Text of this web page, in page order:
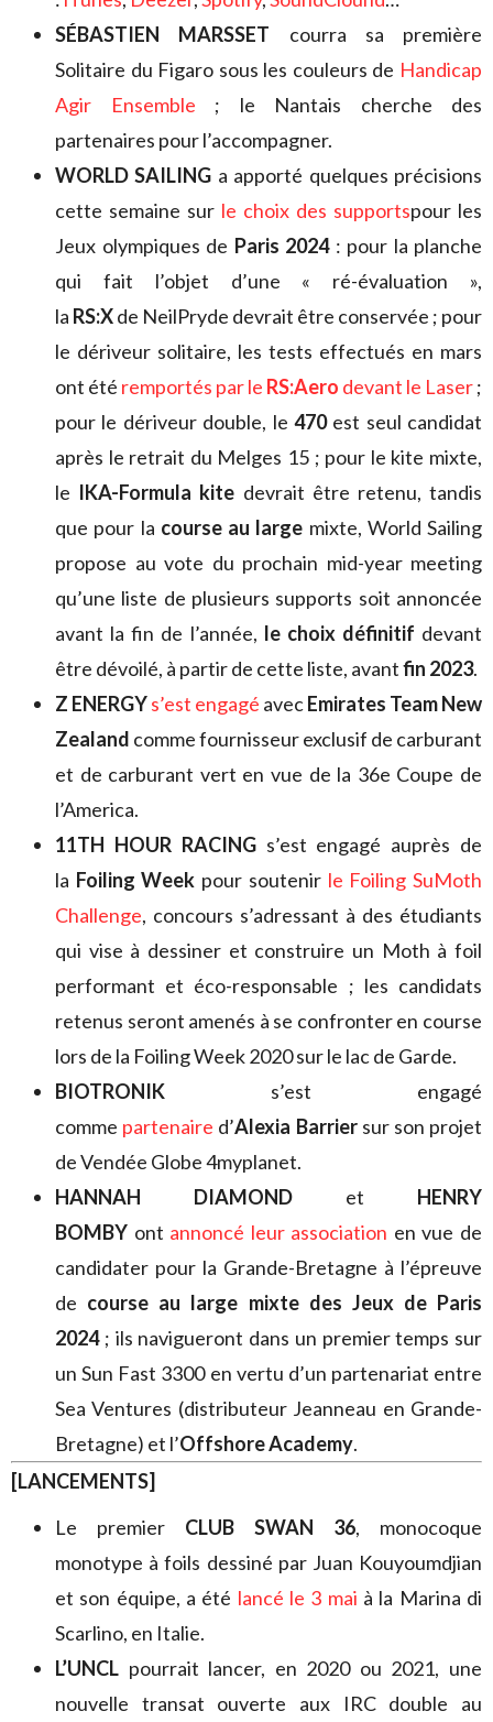
SÉBASTIEN MARSSET courra sa première
Solitaire du Figaro sous les couleurs de Handicap
Agir Ensemble ; le Nantais cherche des
partenaires pour l’accompagner.
WORLD SAILING a apporté quelques précisions
cette semaine sur le choix des supportspour les
Jeux olympiques de Paris 2024: pour la planche
qui fait l’objet d’une « ré-évaluation »,
la RS:Xde NeilPryde devrait être conservée ; pour
le dériveur solitaire, les tests effectués en mars
ont été remportés par le RS:Aero devant le Laser;
pour le dériveur double, le 470est seul candidat
après le retrait du Melges 15 ; pour le kite mixte,
le IKA-Formula kite devrait être retenu, tandis
que pour la course au large mixte, World Sailing
propose au vote du prochain mid-year meeting
qu’une liste de plusieurs supports soit annoncée
avant la fin de l’année, le choix définitif devant
être dévoilé, à partir de cette liste, avantfin 2023.
Z ENERGYs’est engagé avecEmirates Team New
Zealand comme fournisseur exclusif de carburant
et de carburant vert en vue de la 36e Coupe de
l’America.
11TH HOUR RACINGs’est engagé auprès de
la Foiling Week pour soutenir le Foiling SuMoth
Challenge, concours s’adressant à des étudiants
qui vise à dessiner et construire un Moth à foil
performant et éco-responsable ; les candidats
retenus seront amenés à se confronter en course
lors de la Foiling Week 2020 sur le lac de Garde.
BIOTRONIK s’est engagé
comme partenaire d’Alexia Barriersur son projet
de Vendée Globe 4myplanet.
HANNAH DIAMOND et HENRY
BOMBY ont annoncé leur association en vue de
candidater pour la Grande-Bretagne à l’épreuve
de course au large mixte des Jeux de Paris
2024; ils navigueront dans un premier temps sur
un Sun Fast 3300 en vertu d’un partenariat entre
Sea Ventures (distributeur Jeanneau en Grande-
Bretagne) et l’Offshore Academy.
[LANCEMENTS]
Le premier CLUB SWAN 36, monocoque
monotype à foils dessiné par Juan Kouyoumdjian
et son équipe, a été lancé le 3 mai à la Marina di
Scarlino, en Italie.
L’UNCL pourrait lancer, en 2020 ou 2021, une
nouvelle transat ouverte aux IRC double au